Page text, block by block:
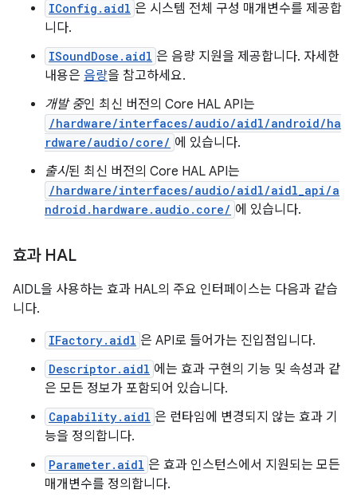
IConfig.aidl 은 시스템 전체 구성 매개변수를 제공합
니다.
ISoundDose.aidl 은 음량 지원을 제공합니다. 자세한
내용은 음량을 참고하세요.
개발 중인 최신 버전의 Core HAL API는
/hardware/interfaces/audio/aidl/android/ha
rdware/audio/core/ 에 있습니다.
출시된 최신 버전의 Core HAL API는
/hardware/interfaces/audio/aidl/aidl_api/a
ndroid.hardware.audio.core/ 에 있습니다.
효과 HAL
AIDL을 사용하는 효과 HAL의 주요 인터페이스는 다음과 같습
니다.
IFactory.aidl 은 API로 들어가는 진입점입니다.
Descriptor.aidl 에는 효과 구현의 기능 및 속성과 같
은 모든 정보가 포함되어 있습니다.
Capability.aidl 은 런타임에 변경되지 않는 효과 기
능을 정의합니다.
Parameter.aidl 은 효과 인스턴스에서 지원되는 모든
매개변수를 정의합니다.